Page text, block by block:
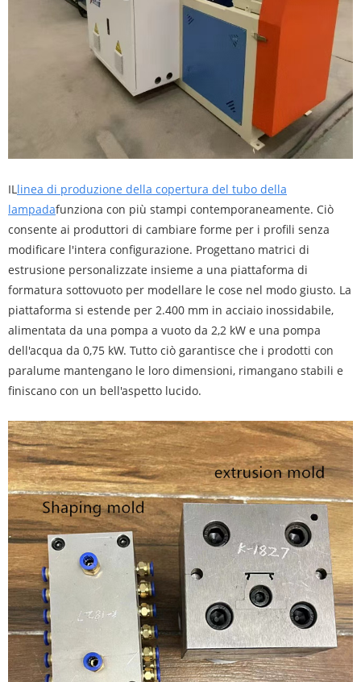
IL linea di produzione della copertura del tubo della
lampadafunziona con più stampi contemporaneamente. Ciò
consente ai produttori di cambiare forme per i profili senza
modificare l'intera configurazione. Progettano matrici di
estrusione personalizzate insieme a una piattaforma di
formatura sottovuoto per modellare le cose nel modo giusto. La
piattaforma si estende per 2.400 mm in acciaio inossidabile,
alimentata da una pompa a vuoto da 2,2 kW e una pompa
dell'acqua da 0,75 kW. Tutto ciò garantisce che i prodotti con
paralume mantengano le loro dimensioni, rimangano stabili e
finiscano con un bell'aspetto lucido.